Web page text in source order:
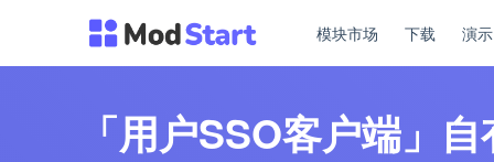
模块市场 下载 演
「用户SSO客户端」